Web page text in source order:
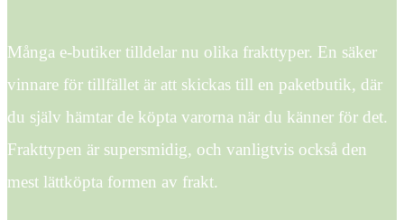
Många e-butiker tilldelar nu olika frakttyper. En säker
vinnare för tillfället är att skickas till en paketbutik, där
du själv hämtar de köpta varorna när du känner för det.
Frakttypen är supersmidig, och vanligtvis också den
mest lättköpta formen av frakt.